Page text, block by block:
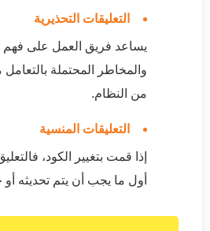
التعليقات التحذيرية
يساعد فريق العمل على فهم
والمخاطر المحتملة
من النظام.
التعليقات المنسية
إذا قمت بتغيير الكود،
أول ما يجب أن يتم تحديثه